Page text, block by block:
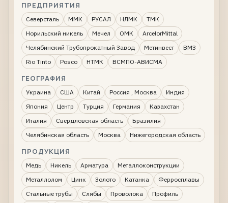
ПРЕДПРИЯТИЯ
Северсталь ММК РУСАЛ НЛМК
ТМК
Норильский никель
Мечел ОМК
ArcelorMittal
Челябинский Трубопрокатный Завод
Метинвест
ВМЗ
Rio Tinto
Posco НТМК ВСМПО-АВИСМА
ГЕОГРАФИЯ
Украина США Китай Россия , Москва
Индия
Япония
Центр Турция Германия
Казахстан
Италия
Свердловская область
Бразилия
Челябинская область
Москва Нижегородская область
ПРОДУКЦИЯ
Медь Никель Арматура
Металлоконструкции
Металлолом
Цинк Золото Катанка
Ферросплавы
Стальные трубы
Слябы Проволока
Профиль